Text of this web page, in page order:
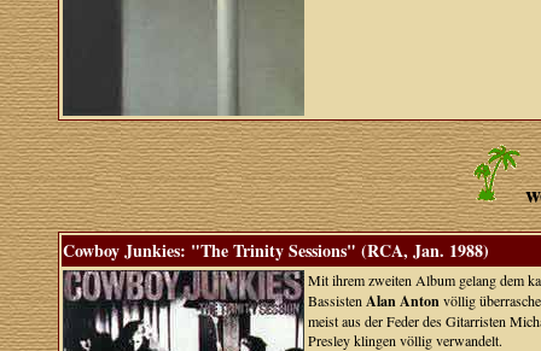
Cowboy Junkies: "The Trinity Sessions" (RCA, Jan. 1988)
Mit ihrem zweiten Album gelang dem
Bassisten Alan Antonvöllig
meist aus der Feder des Gitarristen
Presley klingen völlig verwandelt.